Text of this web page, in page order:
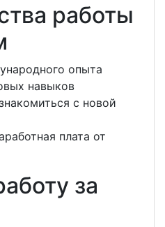
работы
опыта
навыков
с новой
плата от
за